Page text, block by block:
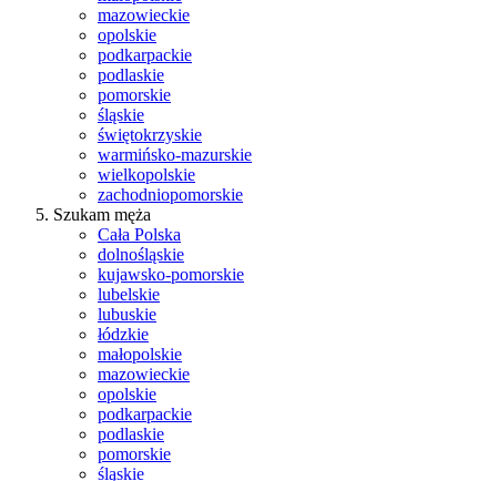
mazowieckie
opolskie
podkarpackie
podlaskie
pomorskie
śląskie
świętokrzyskie
warmińsko-mazurskie
wielkopolskie
zachodniopomorskie
Szukam męża
Cała Polska
dolnośląskie
kujawsko-pomorskie
lubelskie
lubuskie
łódzkie
małopolskie
mazowieckie
opolskie
podkarpackie
podlaskie
pomorskie
śląskie